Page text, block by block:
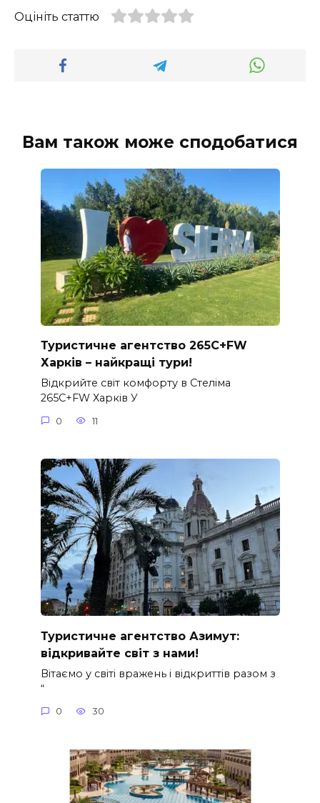
Оцініть статтю
Вам також може сподобатися
Туристичне агентство 265C+FW
Харків – найкращі тури!
Відкрийте світ комфорту в Стеліма
265C+FW Харків У
0 11
Туристичне агентство Азимут:
відкривайте світ з нами!
Вітаємо у світі вражень і відкриттів разом з
“
0 30